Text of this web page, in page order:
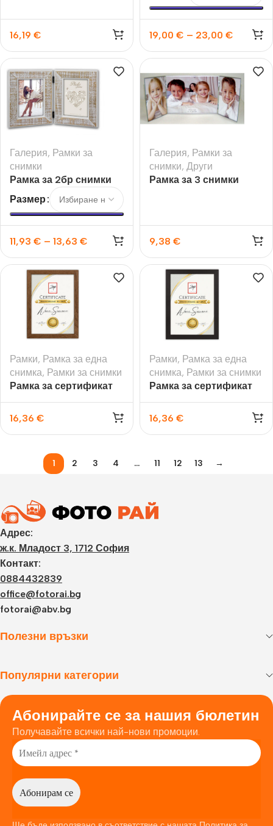
16,19 € 19,00 € – 23,00 €
Галерия, Рамки за
снимки
Рамка за 2бр снимки
Levico
Размер
11,93 € – 13,63 €
Галерия, Рамки за
снимки, Други
Рамка за 3 снимки
9,38 €
Рамки, Рамка за една
снимка, Рамки за снимки
Рамка за сертификат
дървена, кафява
16,36 €
Рамки, Рамка за една
снимка, Рамки за снимки
Рамка за сертификат
дървена, черна
16,36 €
1 2 3 4 … 11 12 13 →
Адрес:
ж.к. Младост 3, 1712 София
Контакт:
0884432839
office@fotorai.bg
fotorai@abv.bg
Полезни връзки
Популярни категории
Абонирайте се за нашия бюлетин
Получавайте всички най-нови промоции.